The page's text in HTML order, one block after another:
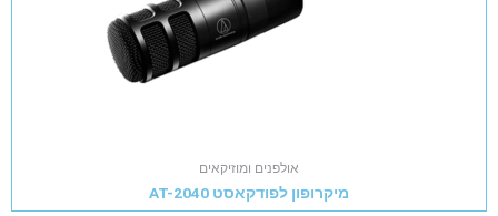
אולפנים ומוזיקאים
מיקרופון לפודקאסט AT-2040